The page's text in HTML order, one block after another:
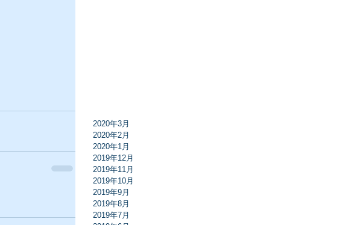
2020年3月
2020年2月
2020年1月
2019年12月
2019年11月
2019年10月
2019年9月
2019年8月
2019年7月